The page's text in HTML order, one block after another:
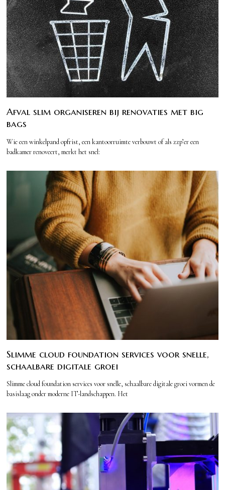
Afval slim organiseren bij renovaties met big
bags
Wie een winkelpand opfrist, een kantoorruimte verbouwt of als zzp’er een
badkamer renoveert, merkt het snel:
Slimme cloud foundation services voor snelle,
schaalbare digitale groei
Slimme cloud foundation services voor snelle, schaalbare digitale groei vormen de
basislaag onder moderne IT-landschappen. Het